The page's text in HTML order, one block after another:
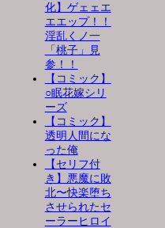
化】ゲェェエ
エエップ！！
淫乱くノ一
「桃子」見
参！！
【コミック】
○眠花嫁シリ
ーズ
【コミック】
透明人間にな
った俺
【セリフ付
き】悪魔に敗
北〜快楽堕ち
させられたセ
ーラーヒロイ